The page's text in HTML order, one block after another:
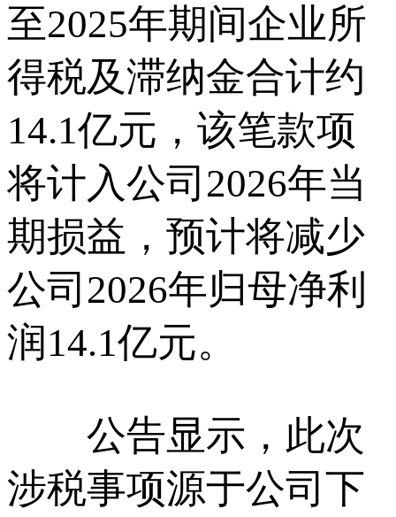
至2025年期间企业所
得税及滞纳金合计约
14.1亿元，该笔款项
将计入公司2026年当
期损益，预计将减少
公司2026年归母净利
润14.1亿元。
公告显示，此次
涉税事项源于公司下